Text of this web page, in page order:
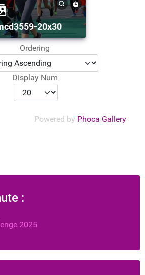
20x30
Ordering
Display Num
Powered by Phoca Gallery
:
2025